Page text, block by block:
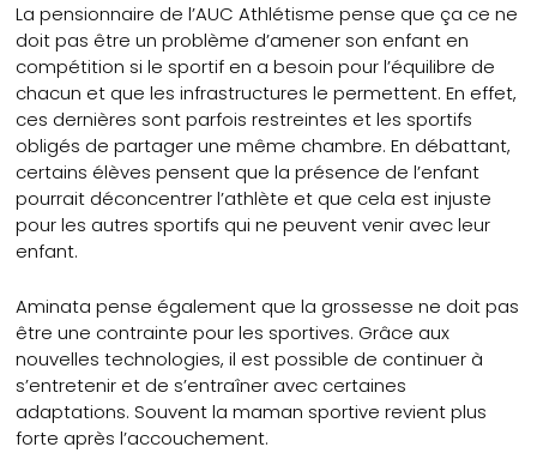
La pensionnaire de l’AUC Athlétisme pense que ça ce ne
doit pas être un problème d’amener son enfant en
compétition si le sportif en a besoin pour l’équilibre de
chacun et que les infrastructures le permettent. En effet,
ces dernières sont parfois restreintes et les sportifs
obligés de partager une même chambre. En débattant,
certains élèves pensent que la présence de l’enfant
pourrait déconcentrer l’athlète et que cela est injuste
pour les autres sportifs qui ne peuvent venir avec leur
enfant.
Aminata pense également que la grossesse ne doit pas
être une contrainte pour les sportives. Grâce aux
nouvelles technologies, il est possible de continuer à
s’entretenir et de s’entraîner avec certaines
adaptations. Souvent la maman sportive revient plus
forte après l’accouchement.